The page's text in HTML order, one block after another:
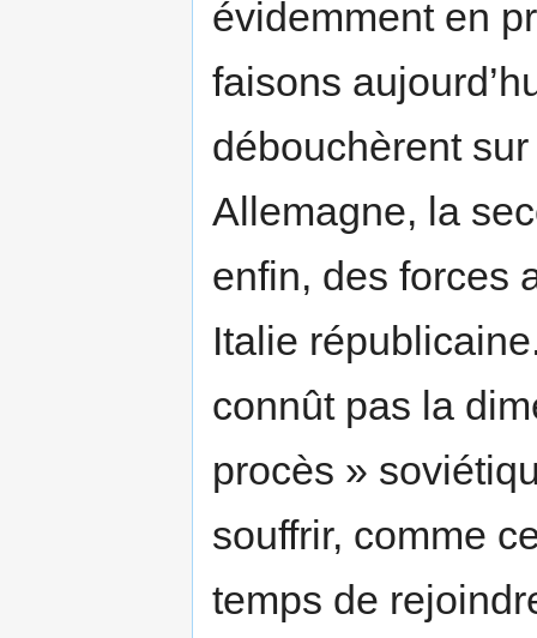
évidemment en
faisons
débouchèrent
Allemagne, la
enfin, des forces
Italie
connût pas la
procès »
souffrir, comme
temps de